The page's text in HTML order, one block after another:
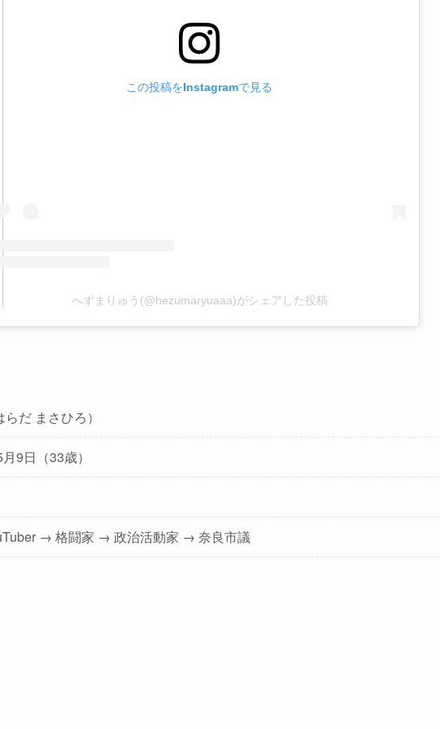
この投稿をInstagramで見る
へずまりゅう(@hezumaryuaaa)がシェアした投稿
だ まさひろ）
9日（33歳）
→ 格闘家 → 政治活動家 → 奈良市議